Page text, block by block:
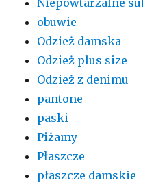
Niepowtarzalne
obuwie
Odzież damska
Odzież plus size
Odzież z denimu
pantone
paski
Piżamy
Płaszcze
płaszcze damskie